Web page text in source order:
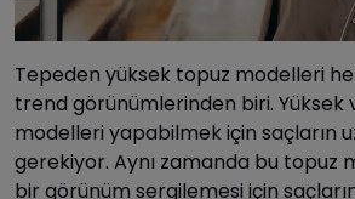
Tepeden yüksek topuz modelleri
trend görünümlerinden biri. Yüksek
modelleri yapabilmek için saçların
gerekiyor. Aynı zamanda bu topuz
bir görünüm sergilemesi için